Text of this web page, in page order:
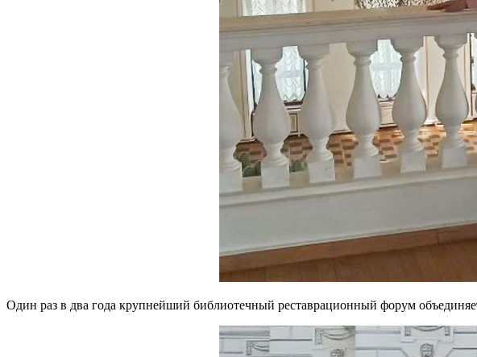
Один раз в два года крупнейший библиотечный реставрационный форум